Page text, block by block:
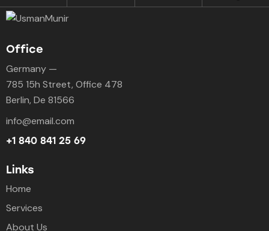
Office
Germany —
785 15h Street, Office 478
Berlin, De 81566
info@email.com
+1 840 841 25 69
Links
Home
Services
About Us